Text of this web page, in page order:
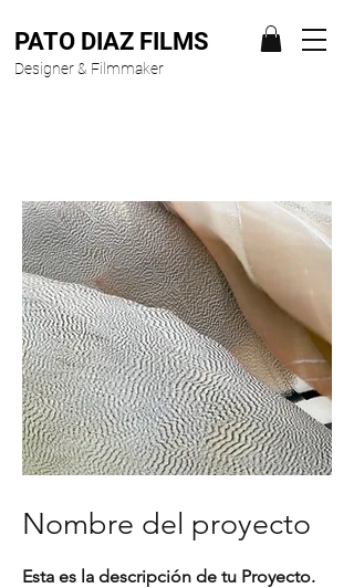
PATO DIAZ FILMS
Designer & Filmmaker
Nombre del proyecto
Esta es la descripción de tu Proyecto.